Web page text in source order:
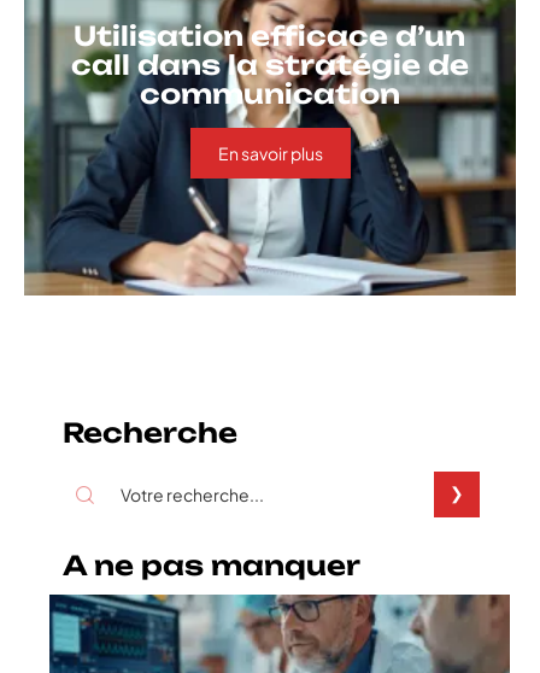
Utilisation efficace d’un
call dans la stratégie de
communication
En savoir plus
Recherche
A ne pas manquer